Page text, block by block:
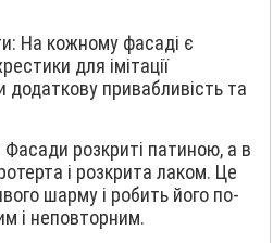
На кожному фасаді є
для імітації
привабливість та
розкриті патиною, а в
і розкрита лаком. Це
шарму і робить його по-
і неповторним.